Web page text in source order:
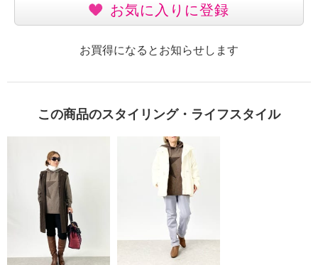
お気に入りに登録
お買得になるとお知らせします
この商品のスタイリング・ライフスタイル